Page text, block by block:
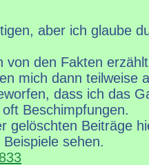
aber ich glaube
von den Fakten
mich dann teilweise
dass ich das
Beschimpfungen.
gelöschten Beiträge
sehen.